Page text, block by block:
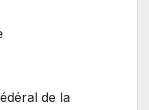
de la